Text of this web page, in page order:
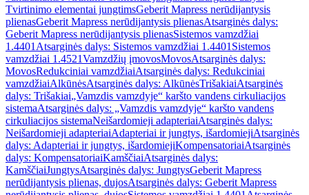
Tvirtinimo elementai jungtimsGeberit Mapress nerūdijantysis
plienasGeberit Mapress nerūdijantysis plienasAtsarginės dalys:
Geberit Mapress nerūdijantysis plienasSistemos vamzdžiai
1.4401 Atsarginės dalys: Sistemos vamzdžiai 1.4401 Sistemos
vamzdžiai 1.4521Vamzdžių įmovosMovosAtsarginės dalys:
MovosRedukciniai vamzdžiaiAtsarginės dalys: Redukciniai
vamzdžiaiAlkūnėsAtsarginės dalys: AlkūnėsTrišakiaiAtsarginės
dalys: Trišakiai„Vamzdis vamzdyje“ karšto vandens cirkuliacijos
sistemaAtsarginės dalys: „Vamzdis vamzdyje“ karšto vandens
cirkuliacijos sistemaNeišardomieji adapteriaiAtsarginės dalys:
Neišardomieji adapteriaiAdapteriai ir jungtys, išardomiejiAtsarginės
dalys: Adapteriai ir jungtys, išardomiejiKompensatoriaiAtsarginės
dalys: KompensatoriaiKamščiaiAtsarginės dalys:
KamščiaiJungtysAtsarginės dalys: JungtysGeberit Mapress
nerūdijantysis plienas, dujosAtsarginės dalys: Geberit Mapress